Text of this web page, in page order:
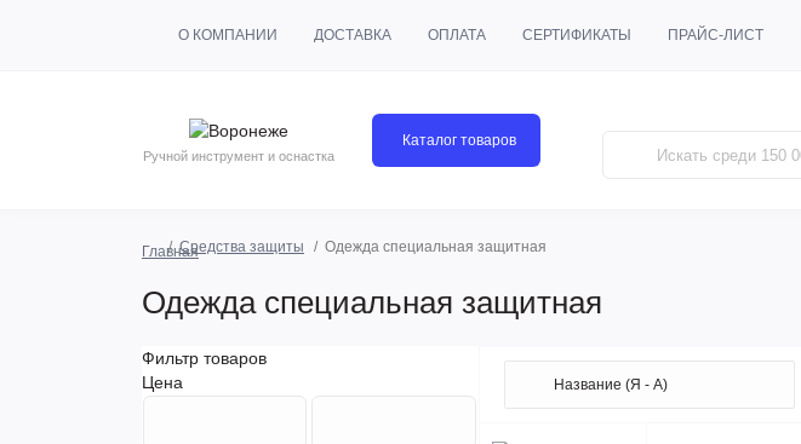
О КОМПАНИИ ДОСТАВКА ОПЛАТА СЕРТИФИКАТЫ ПРАЙС-ЛИСТ
Ручной инструмент и оснастка
Каталог товаров
ГлавнаяСредства защиты Одежда специальная защитная
Одежда специальная защитная
Фильтр товаров
Цена